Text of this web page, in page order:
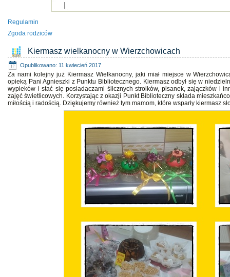
Regulamin
Zgoda rodziców
Kiermasz wielkanocny w Wierzchowicach
Opublikowano: 11 kwiecień 2017
Za nami kolejny już Kiermasz Wielkanocny, jaki miał miejsce w
opieką Pani Agnieszki z Punktu Bibliotecznego. Kiermasz odbył się w
wypieków i stać się posiadaczami ślicznych stroików, pisanek, zajączków i
zajęć świetlicowych. Korzystając z okazji Punkt Biblioteczny składa
miłością i radością. Dziękujemy również tym mamom, które wsparły kiermasz